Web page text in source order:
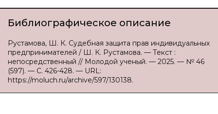
Библиографическое описание
Рустамова, Ш. К. Судебная защита прав индивидуальных
предпринимателей / Ш. К. Рустамова. — Текст :
непосредственный // Молодой ученый. — 2025. — № 46
(597). — С. 426-428. — URL:
https://moluch.ru/archive/597/130138.